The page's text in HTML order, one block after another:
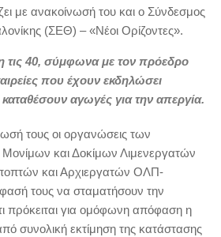
με ανακοίνωσή του και ο Σύνδεσμος
(ΣΕΘ) – «Νέοι Ορίζοντες».
τις 40, σύμφωνα με τον πρόεδρο
που έχουν εκδηλώσει
αγωγές για την απεργία.
τους οι οργανώσεις των
και Δοκίμων Λιμενεργατών
και Αρχιεργατών ΟΛΠ-
τους να σταματήσουν την
πρόκειται για ομόφωνη απόφαση η
συνολική εκτίμηση της κατάστασης